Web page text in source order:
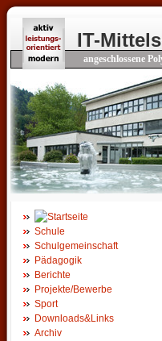
IT-
angeschlossene
Schule
Schulgemeinschaft
Pädagogik
Berichte
Projekte/Bewerbe
Sport
Downloads&Links
Archiv